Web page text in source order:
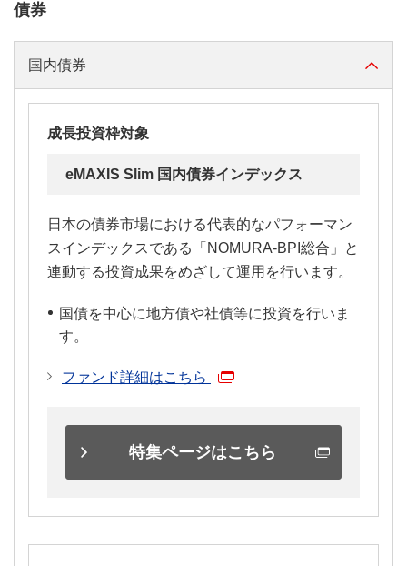
債券
国内債券
成長投資枠対象
eMAXIS Slim 国内債券インデックス
日本の債券市場における代表的なパフォーマン
スインデックスである「NOMURA-BPI総合」と
連動する投資成果をめざして運用を行います。
国債を中心に地方債や社債等に投資を行いま
す。
ファンド詳細はこちら
特集ページはこちら